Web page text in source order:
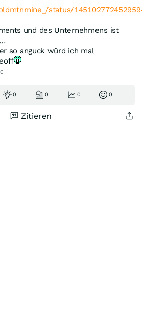
status/
und des Unternehmens ist
so anguck würd ich mal
0 0 0 0
Zitieren